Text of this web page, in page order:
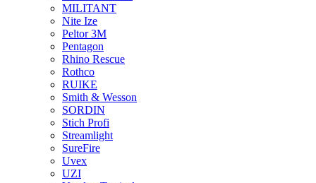
MILITANT
Nite Ize
Peltor 3M
Pentagon
Rhino Rescue
Rothco
RUIKE
Smith & Wesson
SORDIN
Stich Profi
Streamlight
SureFire
Uvex
UZI